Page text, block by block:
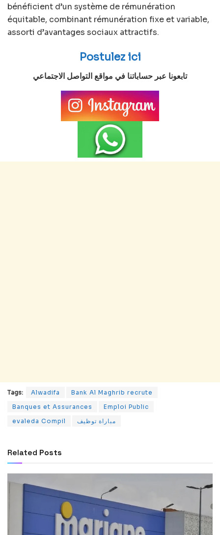
bénéficient d’un système de rémunération
équitable, combinant rémunération fixe et variable,
assorti d’avantages sociaux attractifs.
Postulez ici
تابعونا عبر حساباتنا في مواقع التواصل الاجتماعي
Tags: Alwadifa
Bank Al Maghrib recrute
Banques et Assurances
Emploi Public
evaleda Compil
مباراة توظيف
Related Posts